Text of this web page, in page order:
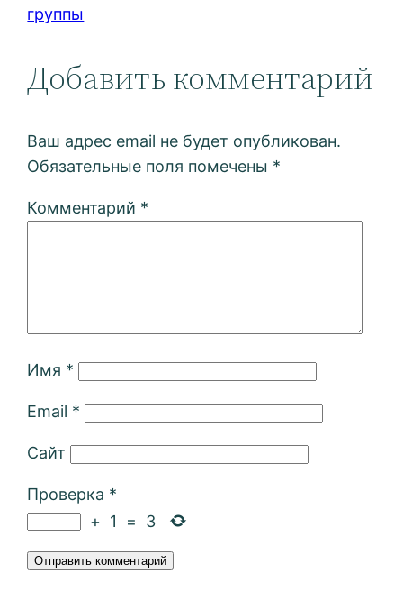
группы
Добавить комментарий
Ваш адрес email не будет опубликован.
Обязательные поля помечены *
Комментарий *
Имя *
Email *
Сайт
Проверка *
+ 1 = 3